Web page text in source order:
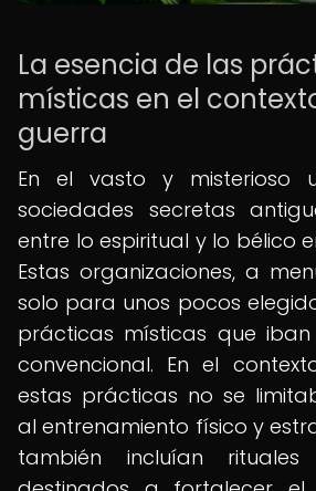
La esencia de las
místicas en el
guerra
En el vasto y misterioso
sociedades secretas
entre lo espiritual y lo bélico
Estas organizaciones, a
solo para unos pocos
prácticas místicas que
convencional. En el
estas prácticas no se
al entrenamiento físico y
también incluían